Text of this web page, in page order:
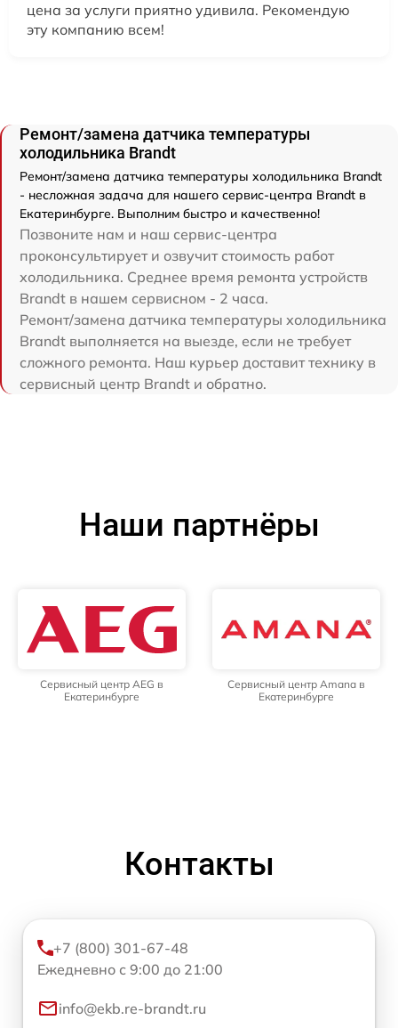
цена за услуги приятно удивила. Рекомендую
эту компанию всем!
Ремонт/замена датчика температуры
холодильника Brandt
Ремонт/замена датчика температуры холодильника Brandt
- несложная задача для нашего сервис-центра Brandt в
Екатеринбурге. Выполним быстро и качественно!
Позвоните нам и наш сервис-центра
проконсультирует и озвучит стоимость работ
холодильника. Среднее время ремонта устройств
Brandt в нашем сервисном - 2 часа.
Ремонт/замена датчика температуры холодильника
Brandt выполняется на выезде, если не требует
сложного ремонта. Наш курьер доставит технику в
сервисный центр Brandt и обратно.
Наши партнёры
Сервисный центр AEG в
Екатеринбурге
Сервисный центр Amana в
Екатеринбурге
Контакты
+7 (800) 301-67-48
Ежедневно с 9:00 до 21:00
info@ekb.re-brandt.ru